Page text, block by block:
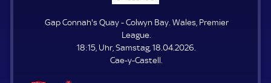
P
E
N
D
E
Gap Connah's Quay - Colwyn Bay. Wales, Premier
League.
18:15, Uhr, Samstag, 18.04.2026.
Cae-y-Castell.